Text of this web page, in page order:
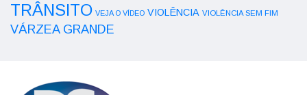
TRÂNSITO VEJA O VÍDEO VIOLÊNCIA VIOLÊNCIA SEM FIM
VÁRZEA GRANDE